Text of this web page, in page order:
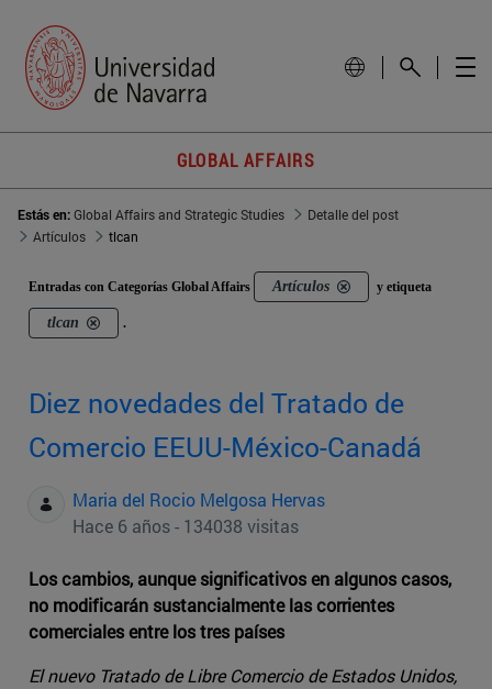
GLOBAL AFFAIRS
Estás en:Global Affairs and Strategic Studies
Detalle del post
Artículos
tlcan
Entradas con Categorías Global Affairs Artículos y etiqueta
tlcan .
Diez novedades del Tratado de
Comercio EEUU-México-Canadá
Maria del Rocio Melgosa Hervas
Hace 6 años - 134038 visitas
Los cambios, aunque significativos en algunos casos,
no modificarán sustancialmente las corrientes
comerciales entre los tres países
El nuevo Tratado de Libre Comercio de Estados Unidos,